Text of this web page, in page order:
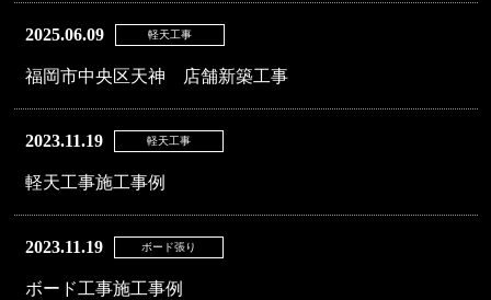
2025.06.09 軽天工事
福岡市中央区天神 店舗新築工事
2023.11.19 軽天工事
軽天工事施工事例
2023.11.19 ボード張り
ボード工事施工事例